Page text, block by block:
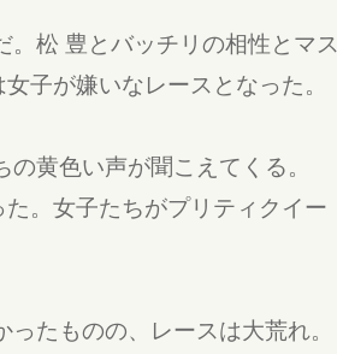
松 豊とバッチリの相性とマス
子が嫌いなレースとなった。
黄色い声が聞こえてくる。
。女子たちがプリティクイー
たものの、レースは大荒れ。